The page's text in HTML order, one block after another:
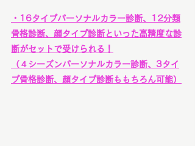
・16タイプパーソナルカラー診断、12分類
骨格診断、顔タイプ診断といった高精度な診
断がセットで受けられる！
（４シーズンパーソナルカラー診断、3タイ
プ骨格診断、顔タイプ診断ももちろん可能）